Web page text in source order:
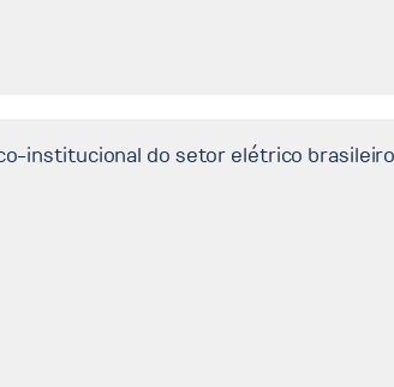
institucional do setor elétrico brasileiro